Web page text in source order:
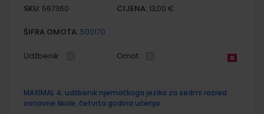
SKU: 567360 CIJENA: 13,00 €
ŠIFRA OMOTA: 500170
Udžbenik Omot
MAXIMAL 4; udžbenik njemačkoga jezika za sedmi razred
osnovne škole, četvrta godina učenja